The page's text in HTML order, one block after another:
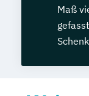
Maß